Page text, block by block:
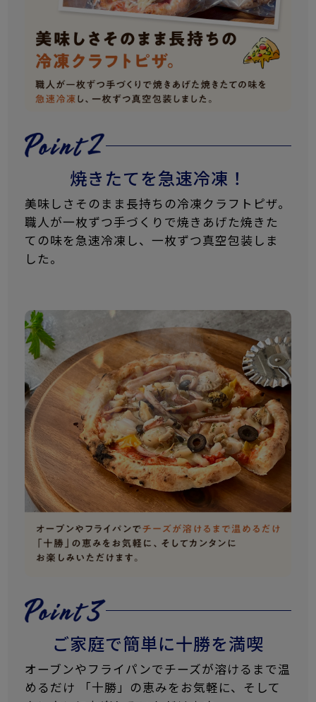
焼きたてを急速冷凍！
美味しさそのまま長持ちの冷凍クラフトピザ。
職人が一枚ずつ手づくりで焼きあげた焼きた
ての味を急速冷凍し、一枚ずつ真空包装しま
した。
ご家庭で簡単に十勝を満喫
オーブンやフライパンでチーズが溶けるまで温
めるだけ 「十勝」の恵みをお気軽に、そして